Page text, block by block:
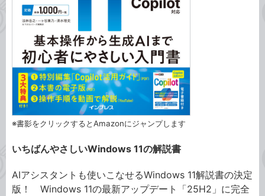
※書影をクリックするとAmazonにジャンプします
いちばんやさしいWindows 11の解説書
AIアシスタントも使いこなせるWindows 11解説書の決定
版！ Windows 11の最新アップデート「25H2」に完全